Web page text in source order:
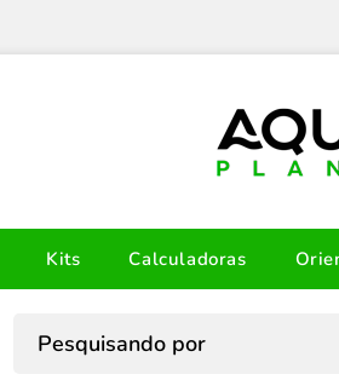
Kits Calculadoras
Pesquisando por